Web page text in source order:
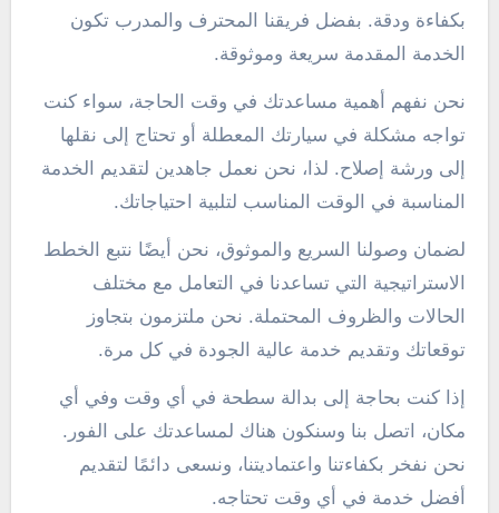
بكفاءة ودقة. بفضل فريقنا المحترف والمدرب تكون
الخدمة المقدمة سريعة وموثوقة.
نحن نفهم أهمية مساعدتك في وقت الحاجة، سواء كنت
تواجه مشكلة في سيارتك المعطلة أو تحتاج إلى نقلها
إلى ورشة إصلاح. لذا، نحن نعمل جاهدين لتقديم الخدمة
المناسبة في الوقت المناسب لتلبية احتياجاتك.
لضمان وصولنا السريع والموثوق، نحن أيضًا نتبع الخطط
الاستراتيجية التي تساعدنا في التعامل مع مختلف
الحالات والظروف المحتملة. نحن ملتزمون بتجاوز
توقعاتك وتقديم خدمة عالية الجودة في كل مرة.
إذا كنت بحاجة إلى بدالة سطحة في أي وقت وفي أي
مكان، اتصل بنا وسنكون هناك لمساعدتك على الفور.
نحن نفخر بكفاءتنا واعتماديتنا، ونسعى دائمًا لتقديم
أفضل خدمة في أي وقت تحتاجه.